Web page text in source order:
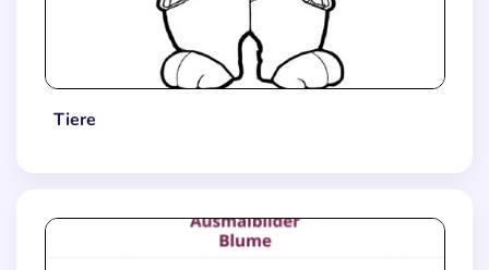
Tiere